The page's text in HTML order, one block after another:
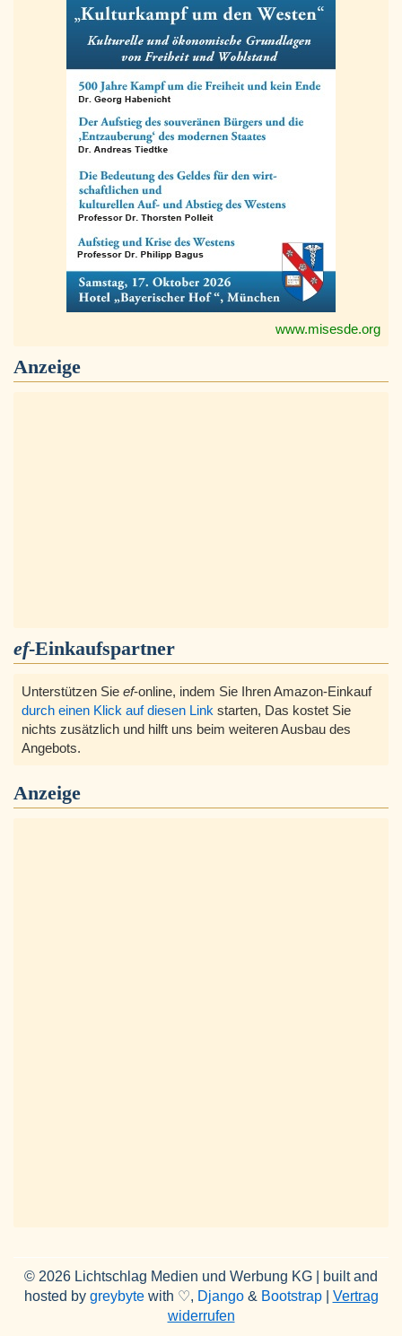
www.misesde.org
Anzeige
ef-Einkaufspartner
Unterstützen Sie ef-online, indem Sie Ihren Amazon-Einkauf
durch einen Klick auf diesen Link starten, Das kostet Sie
nichts zusätzlich und hilft uns beim weiteren Ausbau des
Angebots.
Anzeige
© 2026 Lichtschlag Medien und Werbung KG | built and
hosted by greybytewith ♡, Django& Bootstrap| Vertrag
widerrufen